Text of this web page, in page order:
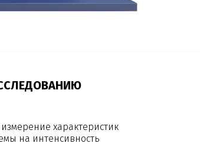
характеристик
на интенсивность